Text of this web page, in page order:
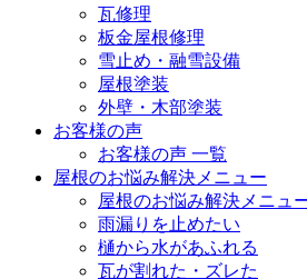
瓦修理
板金屋根修理
雪止め・融雪設備
屋根塗装
外壁・木部塗装
お客様の声
お客様の声 一覧
屋根のお悩み解決メニュー
屋根のお悩み解決メニュ
雨漏りを止めたい
樋から水があふれる
瓦が割れた・ズレた